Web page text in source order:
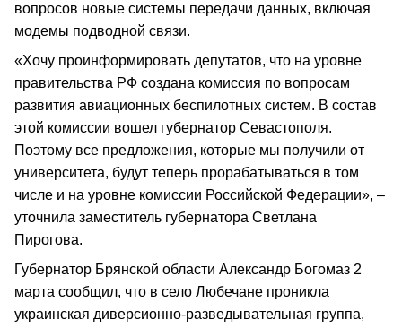
вопросов новые системы передачи данных, включая
модемы подводной связи.
«Хочу проинформировать депутатов, что на уровне
правительства РФ создана комиссия по вопросам
развития авиационных беспилотных систем. В состав
этой комиссии вошел губернатор Севастополя.
Поэтому все предложения, которые мы получили от
университета, будут теперь прорабатываться в том
числе и на уровне комиссии Российской Федерации», –
уточнила заместитель губернатора Светлана
Пирогова.
Губернатор Брянской области Александр Богомаз 2
марта сообщил, что в село Любечане проникла
украинская диверсионно-разведывательная группа,